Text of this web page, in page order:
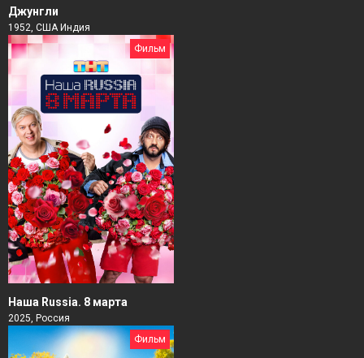
Джунгли
1952, США Индия
Фильм
Наша Russia. 8 марта
2025, Россия
Фильм